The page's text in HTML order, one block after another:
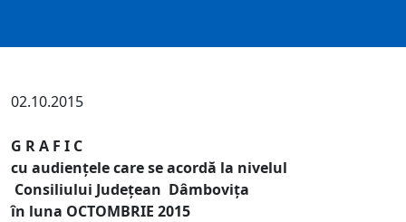
02.10.2015
G R A F I C
cu audienţele care se acordă la nivelul
Consiliului Judeţean Dâmboviţa
în luna OCTOMBRIE 2015